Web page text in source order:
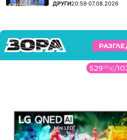
ПОВЕЧЕ ОТ
ДРУГИ20:59 07.08.2026
52999€/